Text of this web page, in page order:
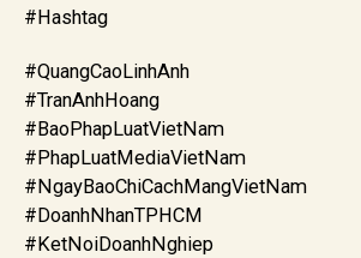
#Hashtag
#QuangCaoLinhAnh
#TranAnhHoang
#BaoPhapLuatVietNam
#PhapLuatMediaVietNam
#NgayBaoChiCachMangVietNam
#DoanhNhanTPHCM
#KetNoiDoanhNghiep